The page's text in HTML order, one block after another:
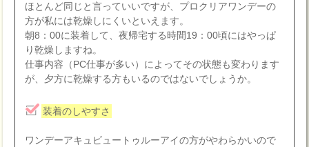
ほとんど同じと言っていいですが、プロクリアワンデーの
方が私には乾燥しにくいといえます。
朝8：00に装着して、夜帰宅する時間19：00頃にはやっぱ
り乾燥しますね。
仕事内容（PC仕事が多い）によってその状態も変わります
が、夕方に乾燥する方もいるのではないでしょうか。
装着のしやすさ
ワンデーアキュビュートゥルーアイの方がやわらかいので